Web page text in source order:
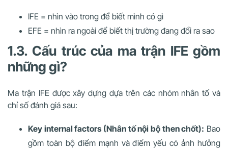
IFE = nhìn vào trong để biết mình có gì
EFE = nhìn ra ngoài để biết thị trường đang đổi ra sao
1.3. Cấu trúc của ma trận IFE gồm
những gì?
Ma trận IFE được xây dựng dựa trên các nhóm nhân tố và
chỉ số đánh giá sau:
Key internal factors (Nhân tố nội bộ then chốt): Bao
gồm toàn bộ điểm mạnh và điểm yếu có ảnh hưởng